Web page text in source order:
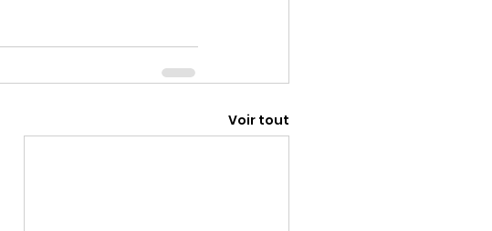
Voir tout